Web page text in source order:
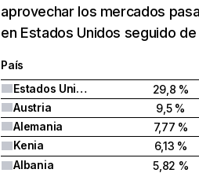
aprovechar los mercados
en Estados Unidos seguido
País
Estados Unidos
29,8 %
Austria
9,5 %
Alemania
7,77 %
Kenia
6,13 %
Albania
5,82 %